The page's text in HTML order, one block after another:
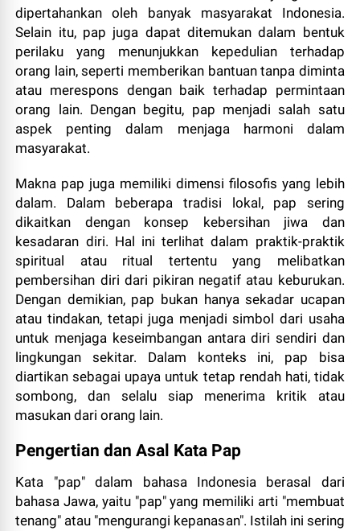
dipertahankan oleh banyak masyarakat Indonesia.
Selain itu, pap juga dapat ditemukan dalam bentuk
perilaku yang menunjukkan kepedulian terhadap
orang lain, seperti memberikan bantuan tanpa diminta
atau merespons dengan baik terhadap permintaan
orang lain. Dengan begitu, pap menjadi salah satu
aspek penting dalam menjaga harmoni dalam
masyarakat.
Makna pap juga memiliki dimensi filosofis yang lebih
dalam. Dalam beberapa tradisi lokal, pap sering
dikaitkan dengan konsep kebersihan jiwa dan
kesadaran diri. Hal ini terlihat dalam praktik-praktik
spiritual atau ritual tertentu yang melibatkan
pembersihan diri dari pikiran negatif atau keburukan.
Dengan demikian, pap bukan hanya sekadar ucapan
atau tindakan, tetapi juga menjadi simbol dari usaha
untuk menjaga keseimbangan antara diri sendiri dan
lingkungan sekitar. Dalam konteks ini, pap bisa
diartikan sebagai upaya untuk tetap rendah hati, tidak
sombong, dan selalu siap menerima kritik atau
masukan dari orang lain.
Pengertian dan Asal Kata Pap
Kata "pap" dalam bahasa Indonesia berasal dari
bahasa Jawa, yaitu "pap" yang memiliki arti "membuat
tenang" atau "mengurangi kepanasan". Istilah ini sering